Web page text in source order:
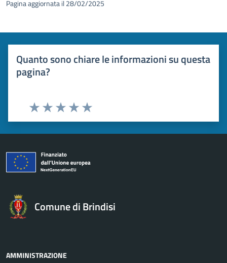
Pagina aggiornata il 28/02/2025
Quanto sono chiare le informazioni su questa
pagina?
Valuta 5 stelle su 5
Valuta 4 stelle su 5
Valuta 3 stelle su 5
Valuta 2 stelle su 5
Valuta 1 stelle su 5
Comune di Brindisi
AMMINISTRAZIONE